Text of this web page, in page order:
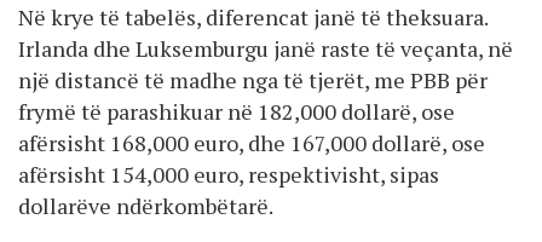
Në krye të tabelës, diferencat janë të theksuara.
Irlanda dhe Luksemburgu janë raste të veçanta, në
një distancë të madhe nga të tjerët, me PBB për
frymë të parashikuar në 182,000 dollarë, ose
afërsisht 168,000 euro, dhe 167,000 dollarë, ose
afërsisht 154,000 euro, respektivisht, sipas
dollarëve ndërkombëtarë.